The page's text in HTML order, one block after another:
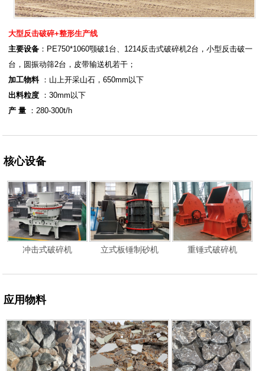
大型反击破碎+整形生产线
主要设备 ：PE750*1060颚破1台、1214反击式破碎机2台，小型反击破一
台，圆振动筛2台，皮带输送机若干；
加工物料：山上开采山石，650mm以下
出料粒度 ：30mm以下
产 量 ：280-300t/h
核心设备
冲击式破碎机 立式板锤制砂机 重锤式破碎机
应用物料